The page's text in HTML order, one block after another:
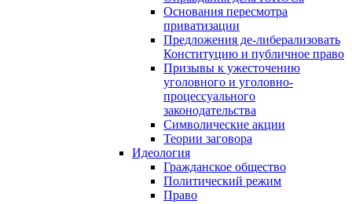
Основания пересмотра
приватизации
Предложения де-либерализовать
Конституцию и публичное право
Призывы к ужесточению
уголовного и уголовно-
процессуального
законодательства
Символические акции
Теории заговора
Идеология
Гражданское общество
Политический режим
Право